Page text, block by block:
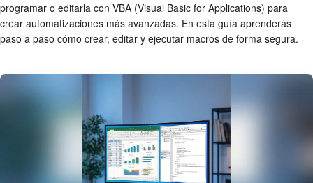
programar o editarla con VBA (Visual Basic for Applications) para
crear automatizaciones más avanzadas. En esta guía aprenderás
paso a paso cómo crear, editar y ejecutar macros de forma segura.